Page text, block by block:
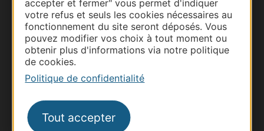
accepter et fermer" vous permet d'indiquer
votre refus et seuls les cookies nécessaires au
fonctionnement du site seront déposés. Vous
pouvez modifier vos choix à tout moment ou
obtenir plus d'informations via notre politique
de cookies.
Politique de confidentialité
Tout accepter
Thermalisme